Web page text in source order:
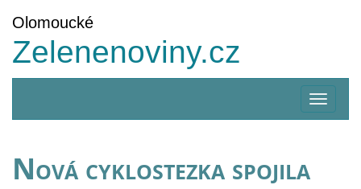
Olomoucké
Zelenenoviny.cz
menu
Nová cyklostezka spojila